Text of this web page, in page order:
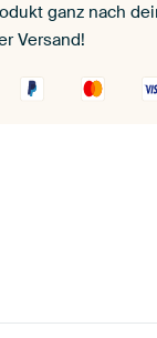
ganz nach
Versand!